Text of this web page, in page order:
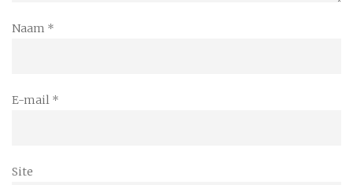
Naam *
E-mail *
Site